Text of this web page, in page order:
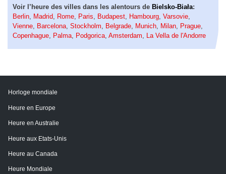
Voir l’heure des villes dans les alentours de Bielsko-Biała:
Berlin
Madrid Rome Paris Budapest Hambourg Varsovie
Vienne
Barcelona Stockholm Belgrade Munich Milan Prague
Copenhague
Palma Podgorica Amsterdam La Vella de l'Andorre
Horloge mondiale
Heure en Europe
Heure en Australie
Heure aux Etats-Unis
Heure au Canada
Heure Mondiale